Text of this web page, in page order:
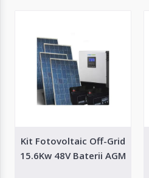
Kit Fotovoltaic Off-Grid
15.6Kw 48V Baterii AGM